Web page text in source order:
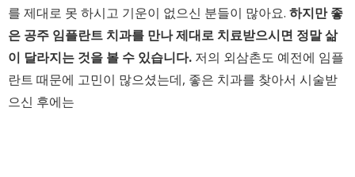
를 제대로 못 하시고 기운이 없으신 분들이 많아요. 하지만 좋
은 공주 임플란트 치과를 만나 제대로 치료받으시면 정말 삶
이 달라지는 것을 볼 수 있습니다. 저의 외삼촌도 예전에 임플
란트 때문에 고민이 많으셨는데, 좋은 치과를 찾아서 시술받
으신 후에는